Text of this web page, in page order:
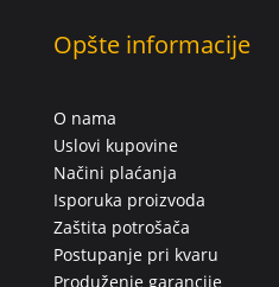
Opšte informacije
O nama
Uslovi kupovine
Načini plaćanja
Isporuka proizvoda
Zaštita potrošača
Postupanje pri kvaru
Produženje garancije